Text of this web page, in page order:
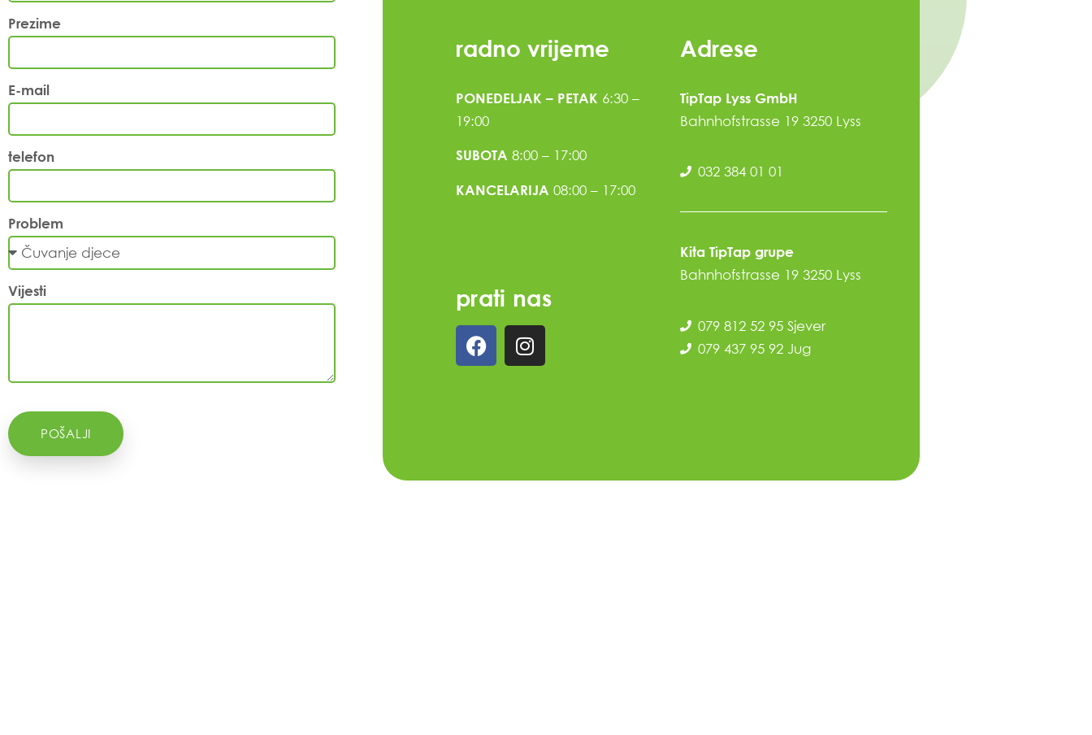
Prezime
E-mail
telefon
Problem
Vijesti
POŠALJI
radno vrijeme
PONEDELJAK – PETAK 6:30 –
19:00
SUBOTA 8:00 – 17:00
KANCELARIJA 08:00 – 17:00
prati nas
Adrese
TipTap Lyss GmbH
Bahnhofstrasse 19 3250 Lyss
032 384 01 01
Kita TipTap grupe
Bahnhofstrasse 19 3250 Lyss
079 812 52 95 Sjever
079 437 95 92 Jug